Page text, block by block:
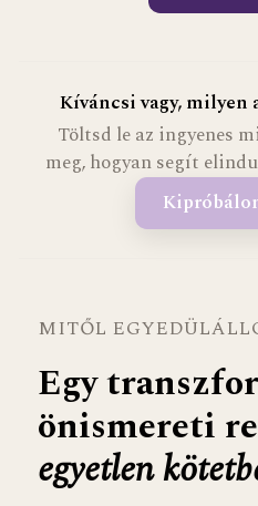
Kíváncsi vagy, milyen
Töltsd le az ingyenes
meg, hogyan segít
MITŐL
Egy
önismereti
egyetlen